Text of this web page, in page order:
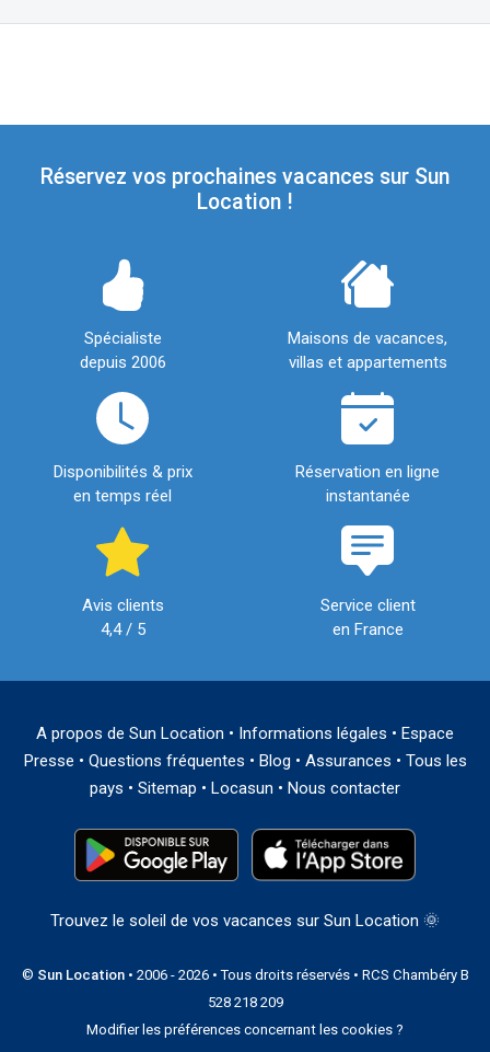
Réservez vos prochaines vacances sur Sun
Location !
Spécialiste
depuis 2006
Maisons de vacances,
villas et appartements
Disponibilités & prix
en temps réel
Réservation en ligne
instantanée
Avis clients
4,4 / 5
Service client
en France
A propos de Sun Location • Informations légales • Espace
Presse • Questions fréquentes • Blog • Assurances • Tous les
pays • Sitemap • Locasun • Nous contacter
Trouvez le soleil de vos vacances sur Sun Location 🌞
© Sun Location• 2006 - 2026 • Tous droits réservés • RCS Chambéry B
528 218 209
Modifier les préférences concernant les cookies ?